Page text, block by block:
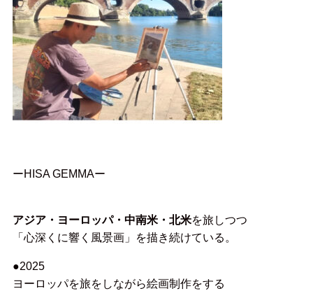
ーHISA GEMMAー
アジア・ヨーロッパ・中南米・北米を旅しつつ
「心深くに響く風景画」を描き続けている。
●2025
ヨーロッパを旅をしながら絵画制作をする